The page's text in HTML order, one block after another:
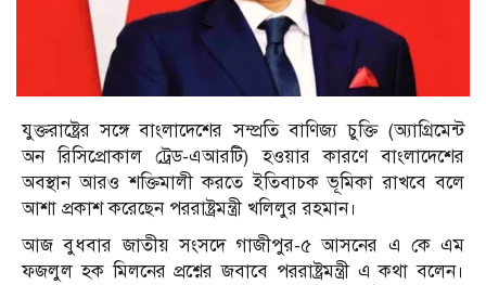
যুক্তরাষ্ট্রের সঙ্গে বাংলাদেশের সম্প্রতি বাণিজ্য চুক্তি (অ্যাগ্রিমেন্ট
অন রিসিপ্রোকাল ট্রেড-এআরটি) হওয়ার কারণে বাংলাদেশের
অবস্থান আরও শক্তিমালী করতে ইতিবাচক ভূমিকা রাখবে বলে
আশা প্রকাশ করেছেন পররাষ্ট্রমন্ত্রী খলিলুর রহমান।
আজ বুধবার জাতীয় সংসদে গাজীপুর-৫ আসনের এ কে এম
ফজলুল হক মিলনের প্রশ্নের জবাবে পররাষ্ট্রমন্ত্রী এ কথা বলেন।